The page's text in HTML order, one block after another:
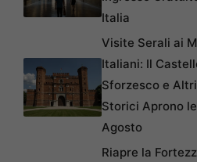
Italia
Visite Serali ai
Italiani: Il
Sforzesco e
Storici Aprono
Agosto
Riapre la